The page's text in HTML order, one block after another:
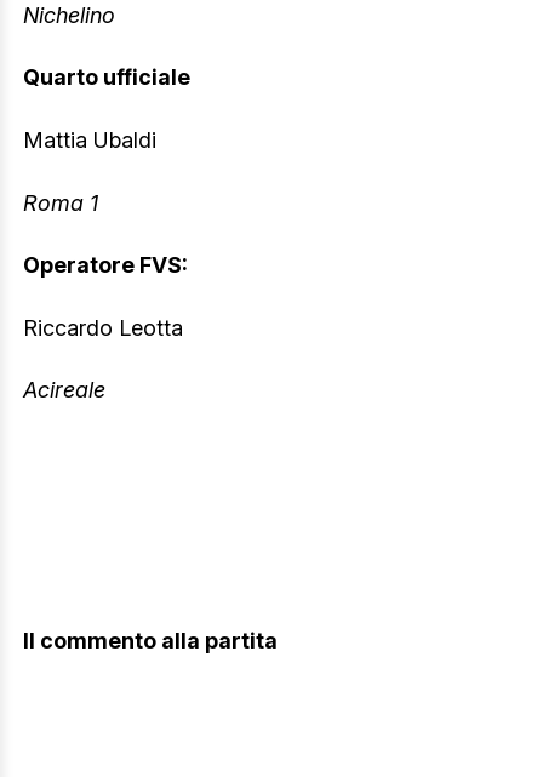
Nichelino
Quarto ufficiale
Mattia Ubaldi
Roma 1
Operatore FVS:
Riccardo Leotta
Acireale
Il commento alla partita